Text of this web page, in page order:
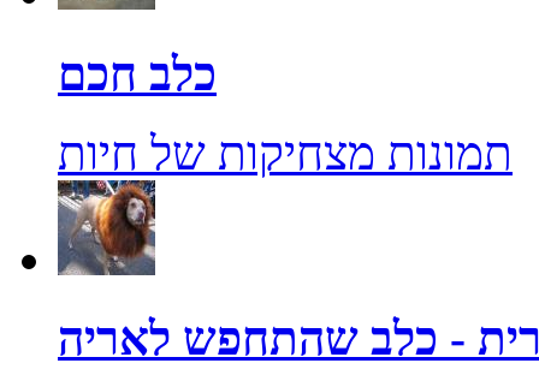
כלב חכם
תמונות מצחיקות של חיות
- כלב שהתחפש לאריה